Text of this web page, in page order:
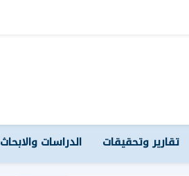
تقارير وتحقيقات الدراسات والابحاث